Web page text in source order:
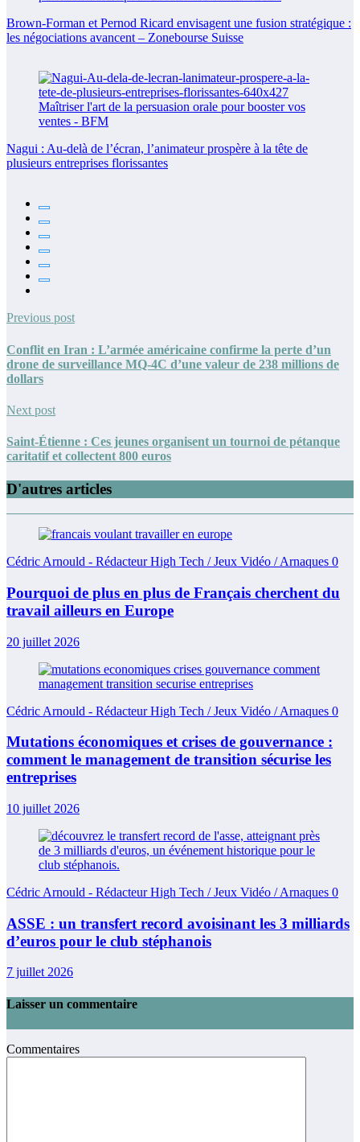
Brown-Forman et Pernod Ricard envisagent une fusion stratégique :
les négociations avancent – Zonebourse Suisse
Nagui : Au-delà de l’écran, l’animateur prospère à la tête de
plusieurs entreprises florissantes
Previous post
Conflit en Iran : L’armée américaine confirme la perte d’un
drone de surveillance MQ-4C d’une valeur de 238 millions de
dollars
Next post
Saint-Étienne : Ces jeunes organisent un tournoi de pétanque
caritatif et collectent 800 euros
D'autres articles
Cédric Arnould - Rédacteur High Tech / Jeux Vidéo / Arnaques 0
Pourquoi de plus en plus de Français cherchent du
travail ailleurs en Europe
20 juillet 2026
Cédric Arnould - Rédacteur High Tech / Jeux Vidéo / Arnaques 0
Mutations économiques et crises de gouvernance :
comment le management de transition sécurise les
entreprises
10 juillet 2026
Cédric Arnould - Rédacteur High Tech / Jeux Vidéo / Arnaques 0
ASSE : un transfert record avoisinant les 3 milliards
d’euros pour le club stéphanois
7 juillet 2026
Laisser un commentaire
Commentaires